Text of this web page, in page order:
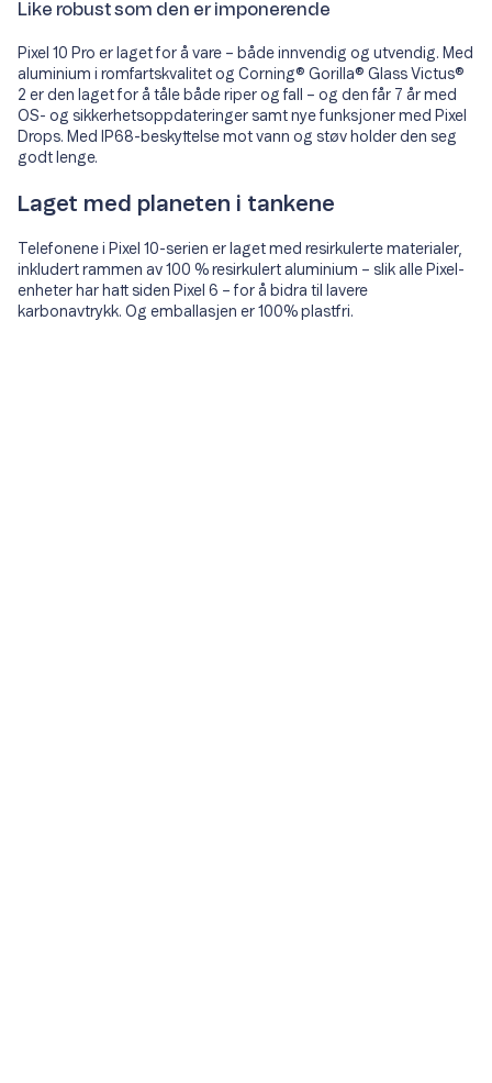
Like robust som den er imponerende
Pixel 10 Pro er laget for å vare – både innvendig og utvendig. Med
aluminium i romfartskvalitet og Corning® Gorilla® Glass Victus®
2 er den laget for å tåle både riper og fall – og den får 7 år med
OS- og sikkerhetsoppdateringer samt nye funksjoner med Pixel
Drops. Med IP68-beskyttelse mot vann og støv holder den seg
godt lenge.
Laget med planeten i tankene
Telefonene i Pixel 10-serien er laget med resirkulerte materialer,
inkludert rammen av 100 % resirkulert aluminium – slik alle Pixel-
enheter har hatt siden Pixel 6 – for å bidra til lavere
karbonavtrykk. Og emballasjen er 100% plastfri.